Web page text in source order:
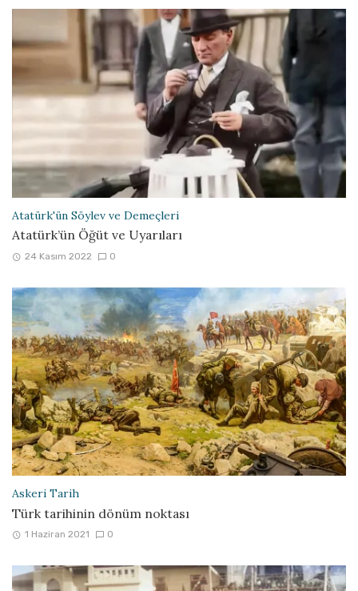
Atatürk'ün Söylev ve Demeçleri
Atatürk’ün Öğüt ve Uyarıları
24 Kasım 2022 0
Askeri Tarih
Türk tarihinin dönüm noktası
1 Haziran 2021 0